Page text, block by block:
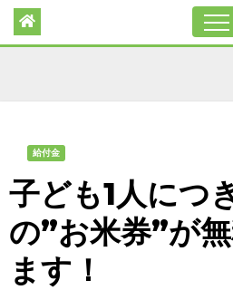
給付金
子ども1人につ
の”お米券”が
ます！